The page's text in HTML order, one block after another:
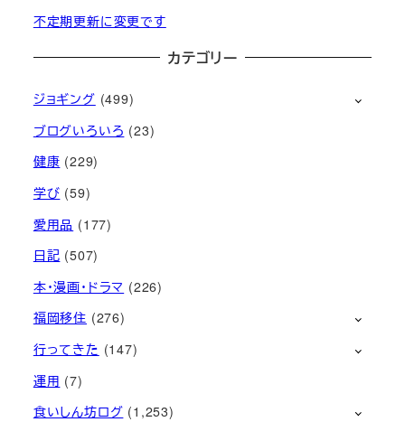
不定期更新に変更です
カテゴリー
ジョギング (499)
ブログいろいろ (23)
健康 (229)
学び (59)
愛用品 (177)
日記 (507)
本・漫画・ドラマ (226)
福岡移住 (276)
行ってきた (147)
運用 (7)
食いしん坊ログ (1,253)